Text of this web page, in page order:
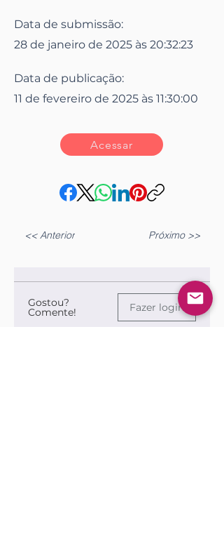
Data de submissão:
28 de janeiro de 2025 às 20:32:23
Data de publicação:
11 de fevereiro de 2025 às 11:30:00
Acessar
<< Anterior Próximo >>
Gostou?
Comente! Fazer login